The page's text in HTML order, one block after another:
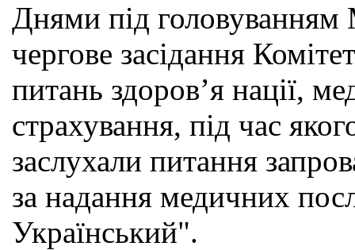
Днями під головуванням
чергове засідання
питань здоров’я нації,
страхування, під час
заслухали питання
за надання медичних
Український".